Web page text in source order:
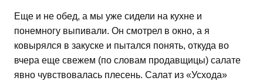
Еще и не обед, а мы уже сидели на кухне и
понемногу выпивали. Он смотрел в окно, а я
ковырялся в закуске и пытался понять, откуда во
вчера еще свежем (по словам продавщицы) салате
явно чувствовалась плесень. Салат из «Усхода»